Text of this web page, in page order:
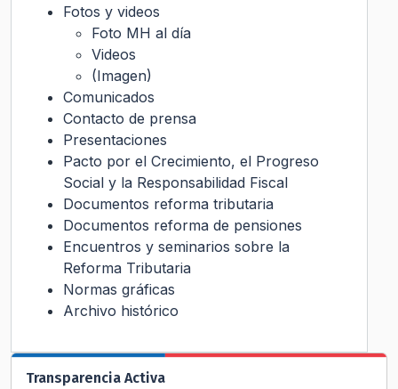
Fotos y videos
Foto MH al día
Videos
(Imagen)
Comunicados
Contacto de prensa
Presentaciones
Pacto por el Crecimiento, el Progreso
Social y la Responsabilidad Fiscal
Documentos reforma tributaria
Documentos reforma de pensiones
Encuentros y seminarios sobre la
Reforma Tributaria
Normas gráficas
Archivo histórico
Transparencia Activa